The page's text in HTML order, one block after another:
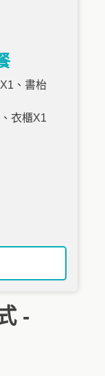
、書枱
衣櫃X1
-